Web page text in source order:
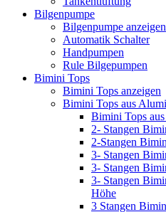
Bilgenpumpe
Bilgenpumpe anzeigen
Automatik Schalter
Handpumpen
Rule Bilgepumpen
Bimini Tops
Bimini Tops anzeigen
Bimini Tops aus
Bimini Tops
2- Stangen
2-Stangen
3- Stangen
3- Stangen
3- Stangen
Höhe
3 Stangen